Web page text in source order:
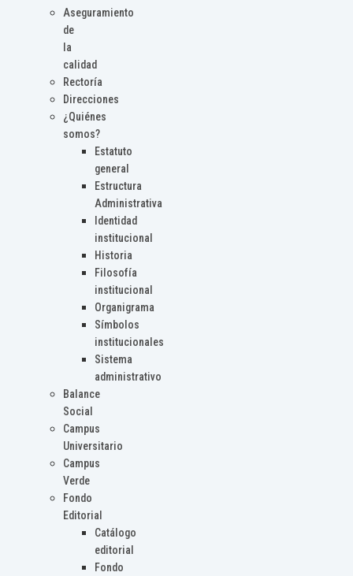
Aseguramiento
de
la
calidad
Rectoría
Direcciones
¿Quiénes
somos?
Estatuto
general
Estructura
Administrativa
Identidad
institucional
Historia
Filosofía
institucional
Organigrama
Símbolos
institucionales
Sistema
administrativo
Balance
Social
Campus
Universitario
Campus
Verde
Fondo
Editorial
Catálogo
editorial
Fondo